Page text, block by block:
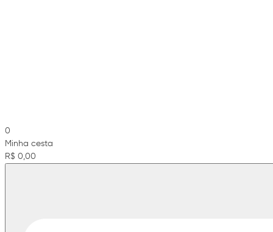
0
Minha cesta
R$ 0,00